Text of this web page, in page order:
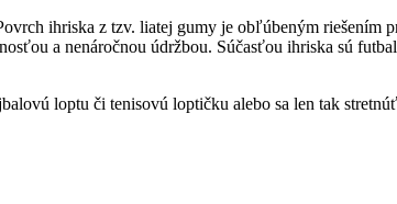
ihriska z tzv. liatej gumy je obľúbeným riešením
a nenáročnou údržbou. Súčasťou ihriska sú
loptu či tenisovú loptičku alebo sa len tak